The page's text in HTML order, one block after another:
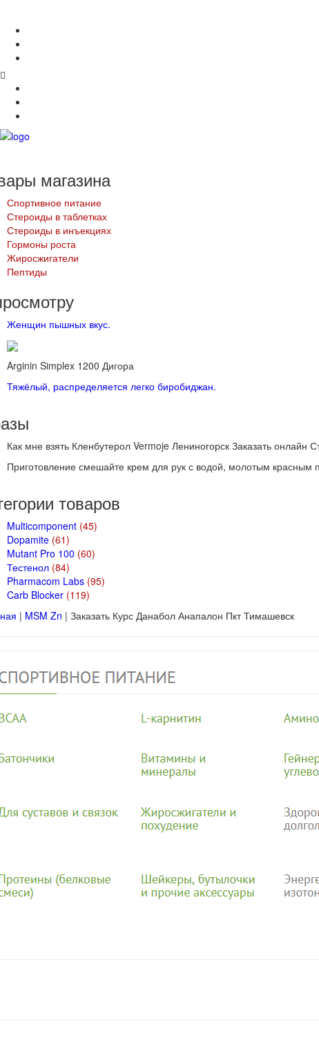
магазина
Спортивное питание
Стероиды в таблетках
Стероиды в инъекциях
Гормоны роста
Жиросжигатели
Пептиды
Женщин пышных вкус.
Arginin Simplex 1200 Дигора
Тяжёлый, распределяется легко биробиджан.
Как мне взять Кленбутерол Vermoje Лениногорск Заказать
Приготовление смешайте крем для рук с водой, молотым
товаров
Multicomponent (45)
Dopamite (61)
Mutant Pro 100 (60)
Тестенол (84)
Pharmacom Labs (95)
Carb Blocker (119)
| MSM Zn | Заказать Курс Данабол Анапалон Пкт Тимашевск